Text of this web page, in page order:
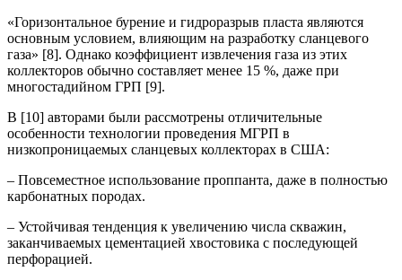
«Горизонтальное бурение и гидроразрыв пласта являются
основным условием, влияющим на разработку сланцевого
газа» [8]. Однако коэффициент извлечения газа из этих
коллекторов обычно составляет менее 15 %, даже при
многостадийном ГРП [9].
В [10] авторами были рассмотрены отличительные
особенности технологии проведения МГРП в
низкопроницаемых сланцевых коллекторах в США:
– Повсеместное использование проппанта, даже в полностью
карбонатных породах.
– Устойчивая тенденция к увеличению числа скважин,
заканчиваемых цементацией хвостовика с последующей
перфорацией.